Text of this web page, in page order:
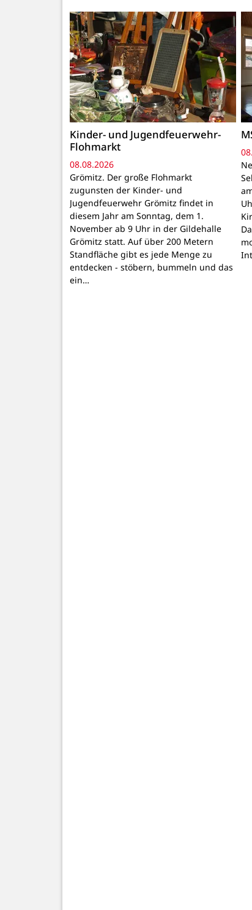
Kinder- und Jugendfeuerwehr-
Flohmarkt
08.08.2026
Grömitz. Der große Flohmarkt
zugunsten der Kinder- und
Jugendfeuerwehr Grömitz findet in
diesem Jahr am Sonntag, dem 1.
November ab 9 Uhr in der Gildehalle
Grömitz statt. Auf über 200 Metern
Standfläche gibt es jede Menge zu
entdecken - stöbern, bummeln und das
ein…